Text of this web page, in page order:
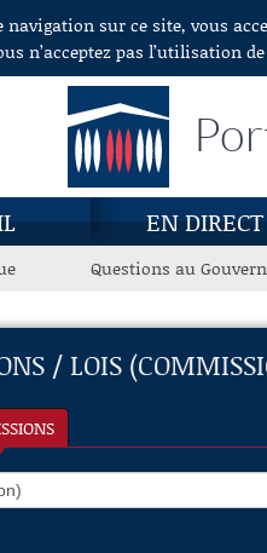
sur ce site, vous
n’acceptez pas l’utilisation
EN DIRECT
Questions au
/ LOIS